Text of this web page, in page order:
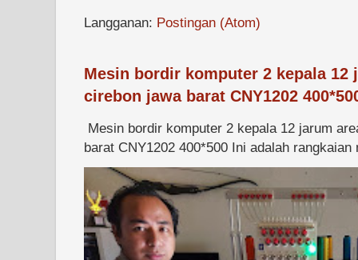
Langganan: Postingan (Atom)
Mesin bordir komputer 2 kepala 12
cirebon jawa barat CNY1202
Mesin bordir komputer 2 kepala 12 jarum
barat CNY1202 400*500 Ini adalah